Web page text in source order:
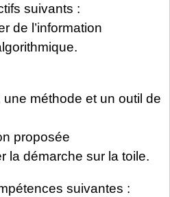
suivants :
de l’information
méthode et un outil de
proposée
la démarche sur la toile.
suivantes :